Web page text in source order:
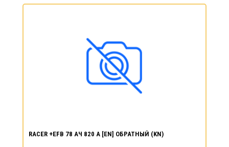
RACER +EFB 78 АЧ 820 А [EN] ОБРАТНЫЙ (KN)